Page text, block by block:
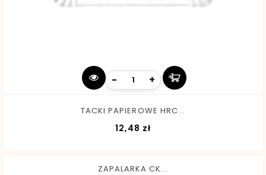
- +
TACKI PAPIEROWE HRC...
12,48 złCena
ZAPALARKA CK...